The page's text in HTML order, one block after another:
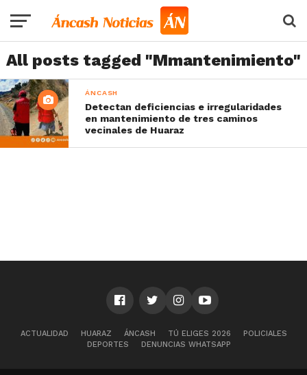
All posts tagged "Mmantenimiento"
ÁNCASH
Detectan deficiencias e irregularidades
en mantenimiento de tres caminos
vecinales de Huaraz
ACTUALIDAD HUARAZ ÁNCASH TÚ ELIGES 2026
POLICIALES
DEPORTES
DENUNCIAS WHATSAPP